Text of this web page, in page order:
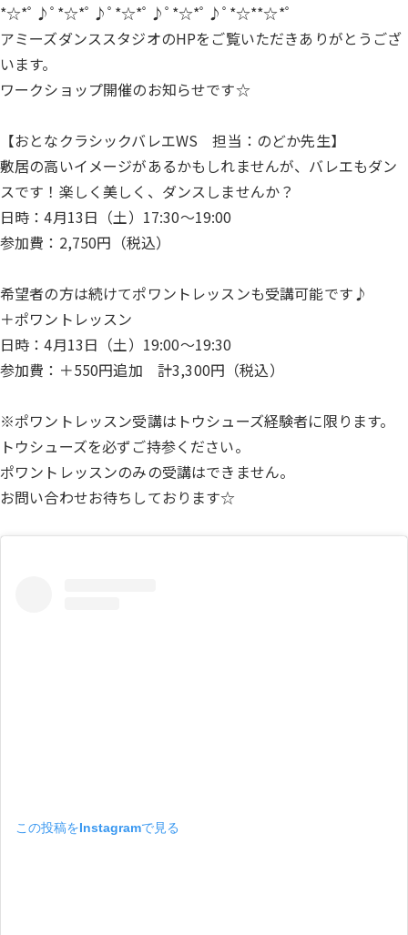
*☆*ﾟ♪ﾟ*☆*ﾟ♪ﾟ*☆*ﾟ♪ﾟ*☆*ﾟ♪ﾟ*☆**☆*ﾟ
アミーズダンススタジオのHPをご覧いただきありがとうござ
います。
ワークショップ開催のお知らせです☆
【おとなクラシックバレエWS 担当：のどか先生】
敷居の高いイメージがあるかもしれませんが、バレエもダン
スです！楽しく美しく、ダンスしませんか？
日時：4月13日（土）17:30〜19:00
参加費：2,750円（税込）
希望者の方は続けてポワントレッスンも受講可能です♪
＋ポワントレッスン
日時：4月13日（土）19:00〜19:30
参加費：＋550円追加 計3,300円（税込）
※ポワントレッスン受講はトウシューズ経験者に限ります。
トウシューズを必ずご持参ください。
ポワントレッスンのみの受講はできません。
お問い合わせお待ちしております☆
この投稿をInstagramで見る